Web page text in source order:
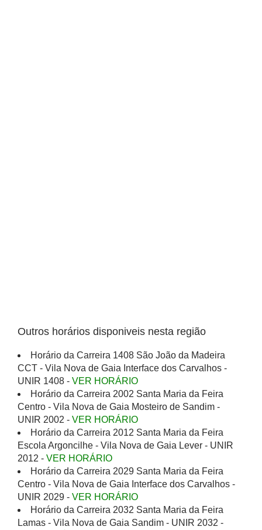
Outros horários disponiveis nesta região
Horário da Carreira 1408 São João da Madeira
CCT - Vila Nova de Gaia Interface dos Carvalhos -
UNIR 1408 - VER HORÁRIO
Horário da Carreira 2002 Santa Maria da Feira
Centro - Vila Nova de Gaia Mosteiro de Sandim -
UNIR 2002 - VER HORÁRIO
Horário da Carreira 2012 Santa Maria da Feira
Escola Argoncilhe - Vila Nova de Gaia Lever - UNIR
2012 - VER HORÁRIO
Horário da Carreira 2029 Santa Maria da Feira
Centro - Vila Nova de Gaia Interface dos Carvalhos -
UNIR 2029 - VER HORÁRIO
Horário da Carreira 2032 Santa Maria da Feira
Lamas - Vila Nova de Gaia Sandim - UNIR 2032 -